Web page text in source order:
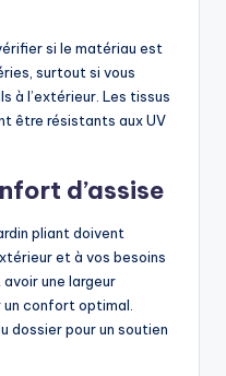
si le matériau est
surtout si vous
à l’extérieur. Les tissus
être résistants aux UV
d’assise
pliant doivent
et à vos besoins
une largeur
un confort optimal.
dossier pour un soutien